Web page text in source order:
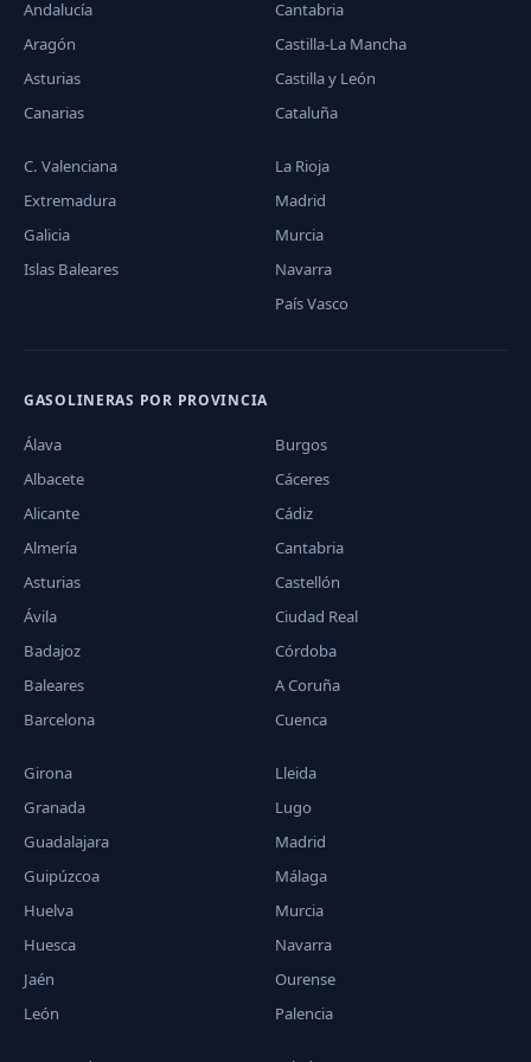
Andalucía
Aragón
Asturias
Canarias
Cantabria
Castilla-La Mancha
Castilla y León
Cataluña
C. Valenciana
Extremadura
Galicia
Islas Baleares
La Rioja
Madrid
Murcia
Navarra
País Vasco
GASOLINERAS POR PROVINCIA
Álava
Albacete
Alicante
Almería
Asturias
Ávila
Badajoz
Baleares
Barcelona
Burgos
Cáceres
Cádiz
Cantabria
Castellón
Ciudad Real
Córdoba
A Coruña
Cuenca
Girona
Granada
Guadalajara
Guipúzcoa
Huelva
Huesca
Jaén
León
Lleida
Lugo
Madrid
Málaga
Murcia
Navarra
Ourense
Palencia